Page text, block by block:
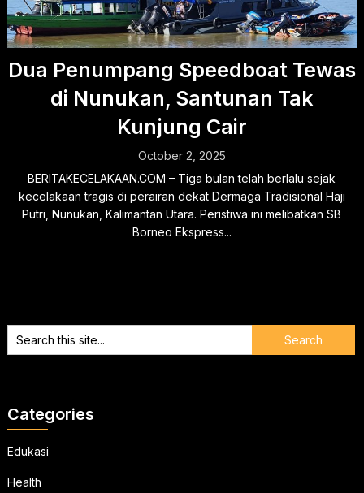
Dua Penumpang Speedboat Tewas
di Nunukan, Santunan Tak
Kunjung Cair
October 2, 2025
BERITAKECELAKAAN.COM – Tiga bulan telah berlalu sejak
kecelakaan tragis di perairan dekat Dermaga Tradisional Haji
Putri, Nunukan, Kalimantan Utara. Peristiwa ini melibatkan SB
Borneo Ekspress...
Categories
Edukasi
Health